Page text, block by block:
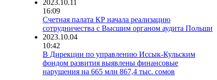
2023.10.11
16:09
Счетная палата КР начала реализацию
сотрудничества с Высшим органом аудита Польши
2023.10.04
10:42
В Дирекции по управлению Иссык-Кульским
фондом развития выявлены финансовые
нарушения на 665 млн 867,4 тыс. сомов